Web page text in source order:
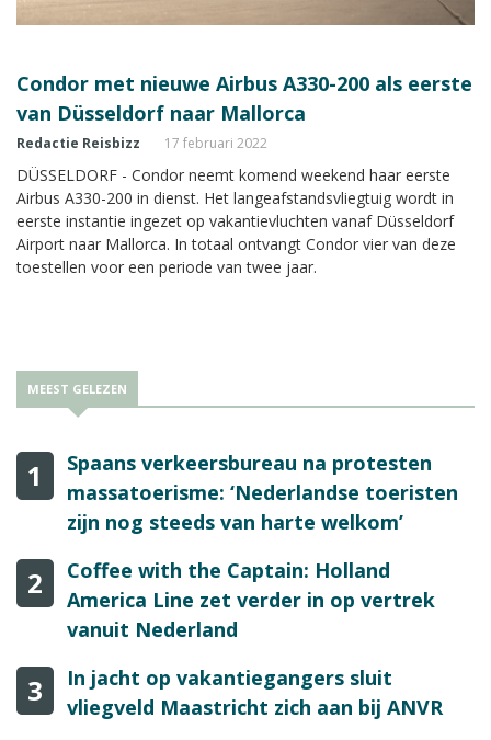
Condor met nieuwe Airbus A330-200 als eerste
van Düsseldorf naar Mallorca
Redactie Reisbizz 17 februari 2022
DÜSSELDORF - Condor neemt komend weekend haar eerste
Airbus A330-200 in dienst. Het langeafstandsvliegtuig wordt in
eerste instantie ingezet op vakantievluchten vanaf Düsseldorf
Airport naar Mallorca. In totaal ontvangt Condor vier van deze
toestellen voor een periode van twee jaar.
MEEST GELEZEN
1
Spaans verkeersbureau na protesten
massatoerisme: ‘Nederlandse toeristen
zijn nog steeds van harte welkom’
2
Coffee with the Captain: Holland
America Line zet verder in op vertrek
vanuit Nederland
3
In jacht op vakantiegangers sluit
vliegveld Maastricht zich aan bij ANVR